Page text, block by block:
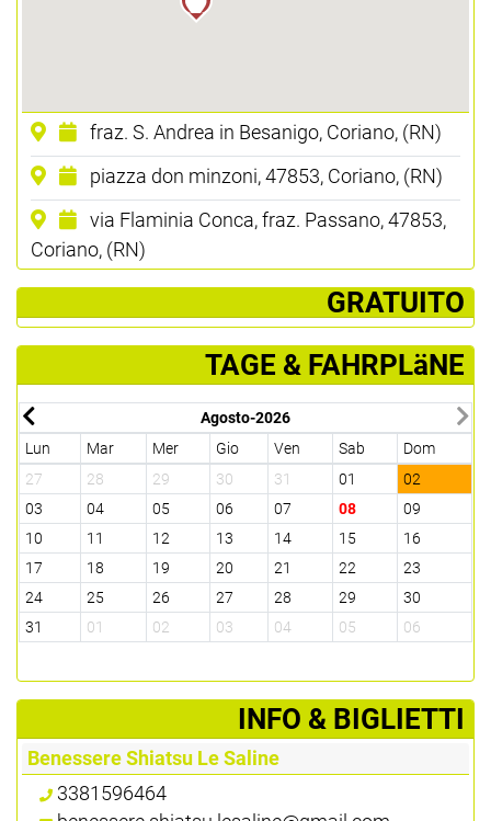
fraz. S. Andrea in Besanigo, Coriano, (RN)
piazza don minzoni, 47853, Coriano, (RN)
via Flaminia Conca, fraz. Passano, 47853,
Coriano, (RN)
­ GRATUITO
TAGE & FAHRPLäNE
Agosto-2026
Lun
Mar Mer Gio Ven Sab
Dom
27
28 29 30 31 01
02
03
04 05 06 07 08
09
10
11 12 13 14 15
16
17
18 19 20 21 22
23
24
25 26 27 28 29
30
31
01 02 03 04 05 06
­INFO & BIGLIETTI
Benessere Shiatsu Le Saline
3381596464